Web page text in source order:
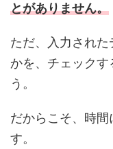
とがありません。
ただ、入力され
かを、チェックす
う。
だからこそ、時
す。